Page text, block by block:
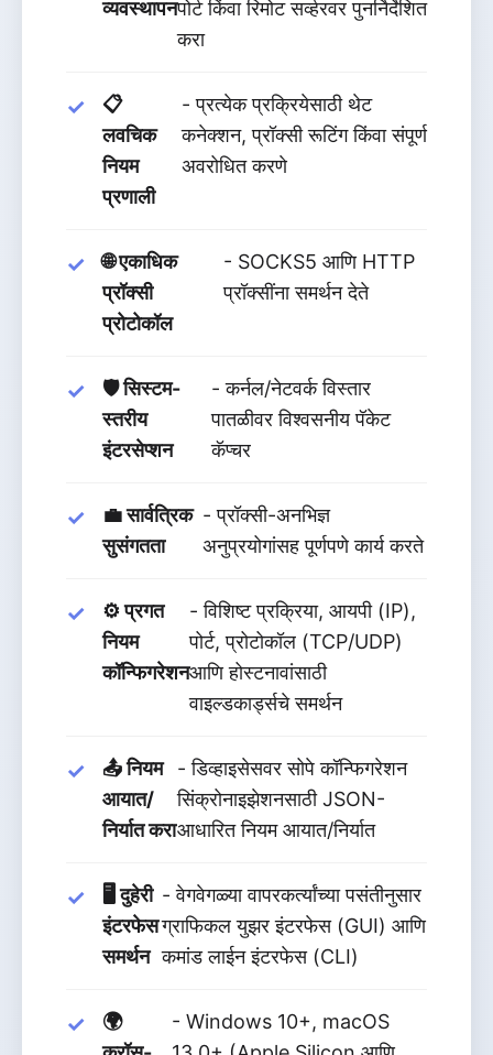
व्यवस्थापनपोर्ट किंवा रिमोट सर्व्हरवर पुनर्निर्देशित
करा
📋
लवचिक
नियम
प्रणाली
- प्रत्येक प्रक्रियेसाठी थेट
कनेक्शन, प्रॉक्सी रूटिंग किंवा संपूर्ण
अवरोधित करणे
🌐 एकाधिक
प्रॉक्सी
प्रोटोकॉल
- SOCKS5 आणि HTTP
प्रॉक्सींना समर्थन देते
🛡️ सिस्टम-
स्तरीय
इंटरसेप्शन
- कर्नल/नेटवर्क विस्तार
पातळीवर विश्वसनीय पॅकेट
कॅप्चर
💼 सार्वत्रिक
सुसंगतता
- प्रॉक्सी-अनभिज्ञ
अनुप्रयोगांसह पूर्णपणे कार्य करते
⚙️ प्रगत
नियम
कॉन्फिगरेशन
- विशिष्ट प्रक्रिया, आयपी (IP),
पोर्ट, प्रोटोकॉल (TCP/UDP)
आणि होस्टनावांसाठी
वाइल्डकार्ड्सचे समर्थन
📤 नियम
आयात/
निर्यात करा
- डिव्हाइसेसवर सोपे कॉन्फिगरेशन
सिंक्रोनाइझेशनसाठी JSON-
आधारित नियम आयात/निर्यात
🖥️ दुहेरी
इंटरफेस
समर्थन
- वेगवेगळ्या वापरकर्त्यांच्या पसंतीनुसार
ग्राफिकल युझर इंटरफेस (GUI) आणि
कमांड लाईन इंटरफेस (CLI)
🌍
- Windows 10+, macOS